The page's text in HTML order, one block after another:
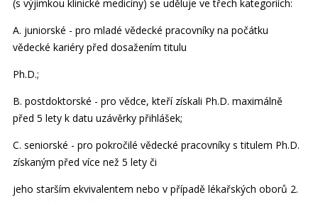
(s výjimkou klinické medicíny) se uděluje ve třech kategoriích:
A. juniorské - pro mladé vědecké pracovníky na počátku
vědecké kariéry před dosažením titulu
Ph.D.;
B. postdoktorské - pro vědce, kteří získali Ph.D. maximálně
před 5 lety k datu uzávěrky přihlášek;
C. seniorské - pro pokročilé vědecké pracovníky s titulem Ph.D.
získaným před více než 5 lety či
jeho starším ekvivalentem nebo v případě lékařských oborů 2.